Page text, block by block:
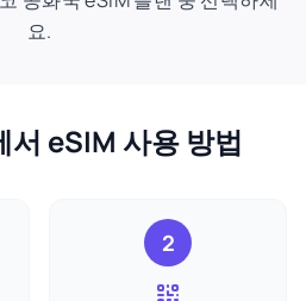
요.
서 eSIM 사용 방법
2